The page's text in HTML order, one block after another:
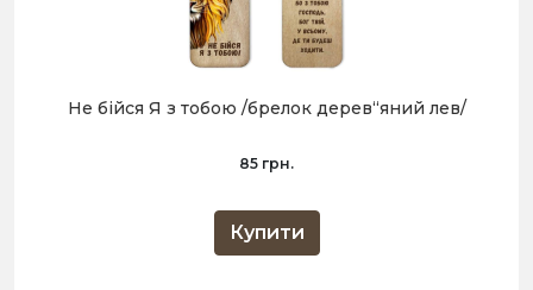
Не бійся Я з тобою /брелок дерев“яний лев/
85 грн.
Купити